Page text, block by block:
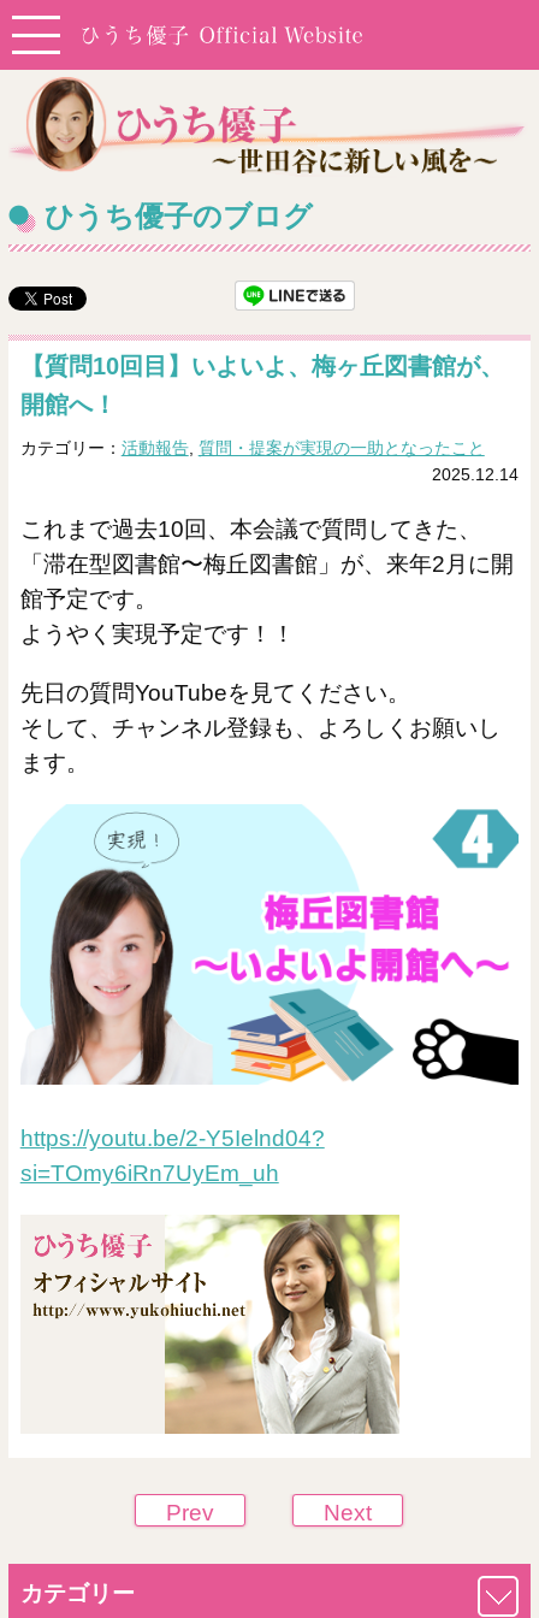
ひうち優子のブログ
【質問10回目】いよいよ、梅ヶ丘図書館が、
開館へ！
カテゴリー： 活動報告, 質問・提案が実現の一助となったこと
2025.12.14
これまで過去10回、本会議で質問してきた、
「滞在型図書館〜梅丘図書館」が、来年2月に開
館予定です。
ようやく実現予定です！！
先日の質問YouTubeを見てください。
そして、チャンネル登録も、よろしくお願いし
ます。
https://youtu.be/2-Y5Ielnd04?
si=TOmy6iRn7UyEm_uh
Prev Next
カテゴリー